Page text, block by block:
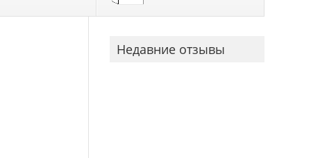
Недавние отзывы